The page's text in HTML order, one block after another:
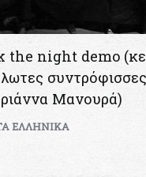
the night demo
Μανουρά)
ΕΛΛΗΝΙΚΑ